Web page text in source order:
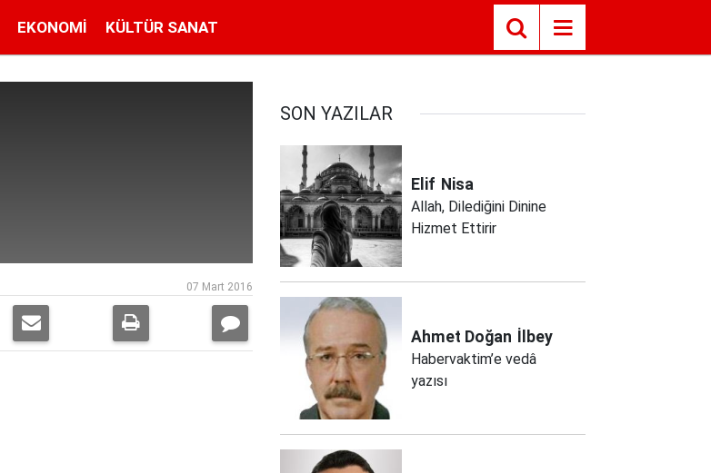
EKONOMI KÜLTÜR SANAT
07 Mart 2016
SON YAZILAR
Elif Nisa
Allah, Dilediğini Dinine
Hizmet Ettirir
Ahmet Doğan İlbey
Habervaktim’e vedâ
yazısı